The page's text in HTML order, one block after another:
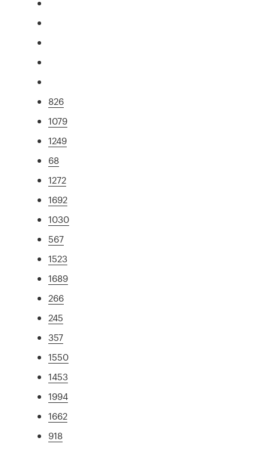
826
1079
1249
68
1272
1692
1030
567
1523
1689
266
245
357
1550
1453
1994
1662
918